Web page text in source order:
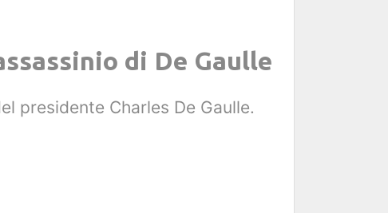
di De Gaulle
presidente Charles De Gaulle.